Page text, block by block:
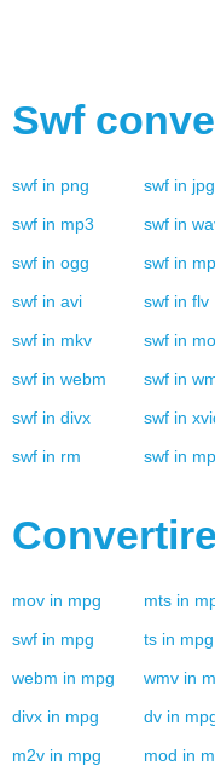
Swf
swf in png swf in jpg
swf in mp3 swf in
swf in ogg swf in
swf in avi swf in flv
swf in mkv swf in
swf in webm swf in
swf in divx swf in
swf in rm swf in
mov in mpg mts in
swf in mpg ts in mpg
webm in mpg wmv in
divx in mpg dv in
m2v in mpg mod in